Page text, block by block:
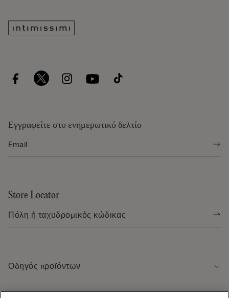
Εγγραφείτε στο ενημερωτικό δελτίο
Store Locator
Οδηγός προϊόντων